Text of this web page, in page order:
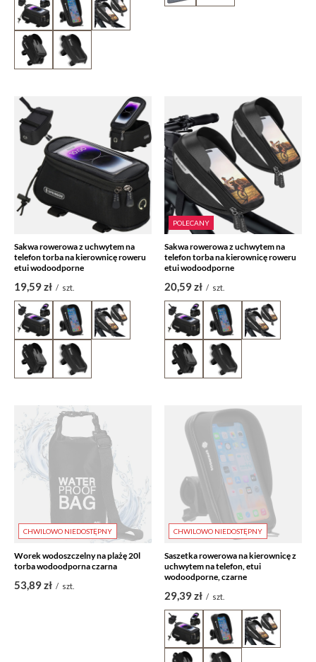
Sakwa rowerowa z uchwytem na
telefon torba na kierownicę roweru
etui wodoodporne
19,59 zł / szt.
POLECANY
Sakwa rowerowa z uchwytem na
telefon torba na kierownicę roweru
etui wodoodporne
20,59 zł / szt.
CHWILOWO NIEDOSTĘPNY
Worek wodoszczelny na plażę 20l
torba wodoodporna czarna
53,89 zł / szt.
CHWILOWO NIEDOSTĘPNY
Saszetka rowerowa na kierownicę z
uchwytem na telefon, etui
wodoodporne, czarne
29,39 zł / szt.